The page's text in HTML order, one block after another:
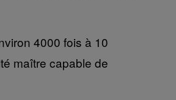
4000 fois à 10
maître capable de